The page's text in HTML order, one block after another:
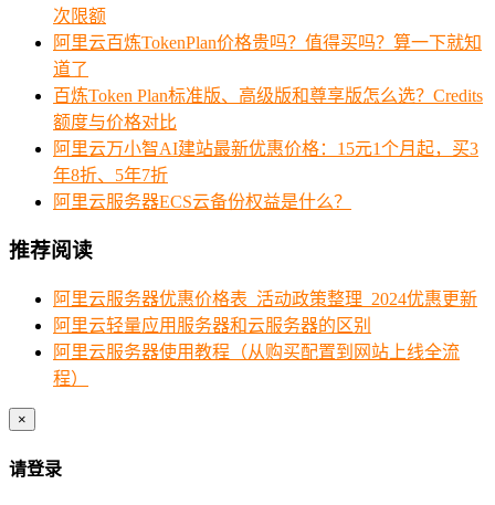
次限额
阿里云百炼TokenPlan价格贵吗？值得买吗？算一下就知
道了
百炼Token Plan标准版、高级版和尊享版怎么选？Credits
额度与价格对比
阿里云万小智AI建站最新优惠价格：15元1个月起，买3
年8折、5年7折
阿里云服务器ECS云备份权益是什么？
推荐阅读
阿里云服务器优惠价格表_活动政策整理_2024优惠更新
阿里云轻量应用服务器和云服务器的区别
阿里云服务器使用教程（从购买配置到网站上线全流
程）
×
请登录